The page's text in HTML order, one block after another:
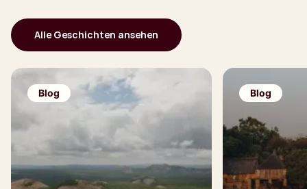
Alle Geschichten ansehen
Blog Blog